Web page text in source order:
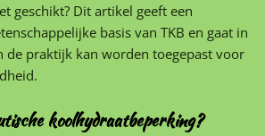
geschikt? Dit artikel geeft een
basis van TKB en gaat in
de praktijk kan worden toegepast voor
koolhydraatbeperking?